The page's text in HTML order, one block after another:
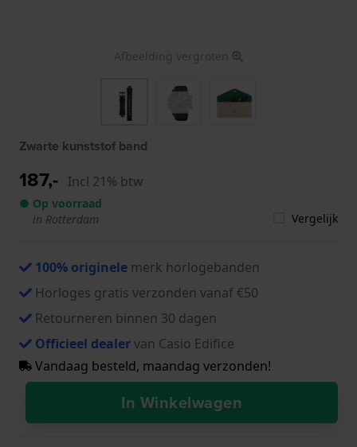
Afbeelding vergroten
Zwarte kunststof band
187,- Incl 21% btw
● Op voorraad
in Rotterdam
Vergelijk
100% originele merk horlogebanden
Horloges gratis verzonden vanaf €50
Retourneren binnen 30 dagen
Officieel dealervan Casio Edifice
Vandaag besteld, maandag verzonden!
In Winkelwagen